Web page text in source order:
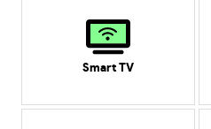
Smart TV